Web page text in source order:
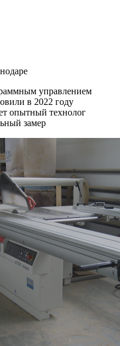
управлением
в 2022 году
опытный технолог
замер